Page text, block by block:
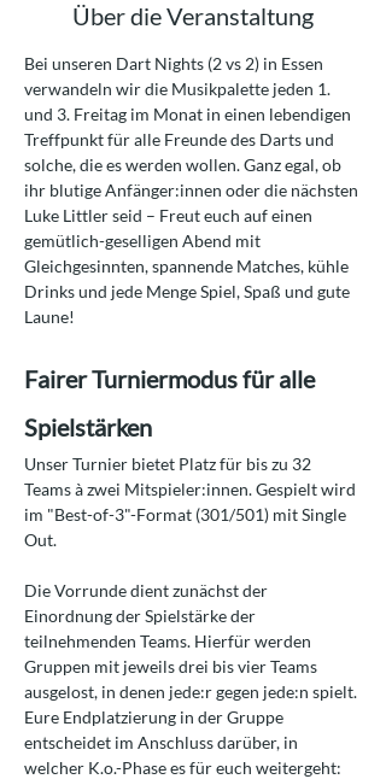
Über die Veranstaltung
Bei unseren Dart Nights (2 vs 2) in Essen
verwandeln wir die Musikpalette jeden 1.
und 3. Freitag im Monat in einen lebendigen
Treffpunkt für alle Freunde des Darts und
solche, die es werden wollen. Ganz egal, ob
ihr blutige Anfänger:innen oder die nächsten
Luke Littler seid – Freut euch auf einen
gemütlich-geselligen Abend mit
Gleichgesinnten, spannende Matches, kühle
Drinks und jede Menge Spiel, Spaß und gute
Laune!
Fairer Turniermodus für alle
Spielstärken
Unser Turnier bietet Platz für bis zu 32
Teams à zwei Mitspieler:innen. Gespielt wird
im "Best-of-3"-Format (301/501) mit Single
Out.
Die Vorrunde dient zunächst der
Einordnung der Spielstärke der
teilnehmenden Teams. Hierfür werden
Gruppen mit jeweils drei bis vier Teams
ausgelost, in denen jede:r gegen jede:n spielt.
Eure Endplatzierung in der Gruppe
entscheidet im Anschluss darüber, in
welcher K.o.-Phase es für euch weitergeht: